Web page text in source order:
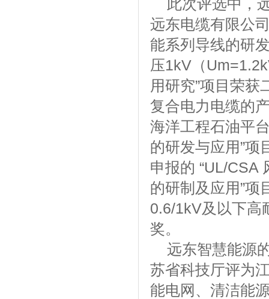
此次评选中，
远东电缆有限公
能系列导线的研
压1kV（
用研究”项目荣获
复合电力电缆的
海洋工程石油平
的研发与应用”项
申报的 “UL/CSA
的研制及应用”项
0.6/1kV及以下高
奖。
远东智慧能源
苏省科技厅评为
能电网、清洁能